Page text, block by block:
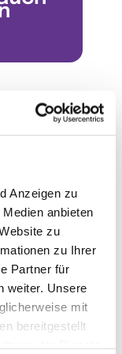
Anzeigen zu
anbieten
zu
zu Ihrer
Partner für
weiter. Unsere
mit
bereitgestellt